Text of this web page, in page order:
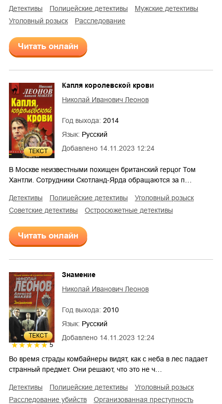
детективы полицейские детективы
мужские детективы
уголовный розыск
расследование
Читать онлайн
ТЕКСТ
5
Добавлено 14.11.2023 12:24
Капля королевской крови
Николай Иванович Леонов
Год выхода: 2014
Язык: Русский
В Москве неизвестными похищен британский герцог Том
Хантли. Сотрудники Скотланд-Ярда обращаются за п…
детективы полицейские детективы
уголовный розыск
советские детективы
остросюжетные детективы
Читать онлайн
ТЕКСТ
5
Добавлено 14.11.2023 12:24
Знамение
Николай Иванович Леонов
Год выхода: 2010
Язык: Русский
Во время страды комбайнеры видят, как с неба в лес падает
странный предмет. Они решают, что это не ч…
детективы полицейские детективы
уголовный розыск
расследование убийств
организованная преступность